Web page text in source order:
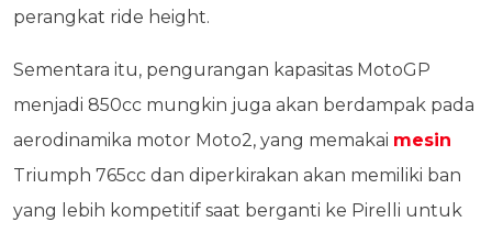
perangkat ride height.
Sementara itu, pengurangan kapasitas MotoGP
menjadi 850cc mungkin juga akan berdampak pada
aerodinamika motor Moto2, yang memakai mesin
Triumph 765cc dan diperkirakan akan memiliki ban
yang lebih kompetitif saat berganti ke Pirelli untuk